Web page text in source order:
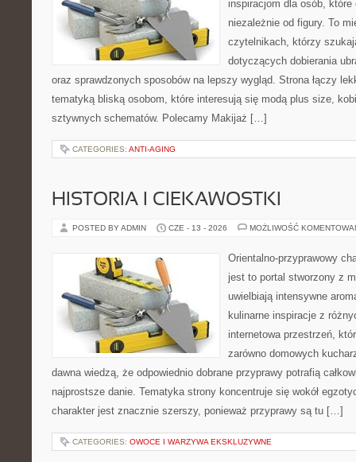
inspiracjom dla osób,
niezależnie od figury. To
czytelnikach, którzy
dotyczących dobierania
oraz sprawdzonych sposobów na lepszy wygląd. Strona łączy
tematyką bliską osobom, które interesują się modą plus size,
sztywnych schematów. Polecamy Makijaż […]
CATEGORIES: ANTI-AGING
HISTORIA I CIEKAWOSTKI
POSTED BY ADMIN CZE - 13 - 2026 MOŻLIWOŚĆ
Orientalno-przyprawowy
jest to portal stworzony z
uwielbiają intensywne
kulinarne inspiracje z
internetowa przestrzeń,
zarówno domowych
dawna wiedzą, że odpowiednio dobrane przyprawy potrafią
najprostsze danie. Tematyka strony koncentruje się wokół
charakter jest znacznie szerszy, ponieważ przyprawy są tu […]
CATEGORIES: OWOCE I WARZYWA EKSKLUZYWNE